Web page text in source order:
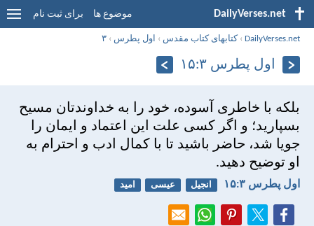
DailyVerses.net موضوع ها برای ثبت نام
DailyVerses.net
›کتابهای کتاب مقدس › اول پطرس ›۳
اول پطرس ۳:‏۱۵
بلكه با خاطری آسوده، خود را به خداوندتان مسيح
بسپاريد؛ و اگر كسی علت اين اعتماد و ايمان را
جويا شد، حاضر باشيد تا با كمال ادب و احترام به
او توضيح دهيد.
اول پطرس ۳:‏۱۵ انجیل عیسی امید